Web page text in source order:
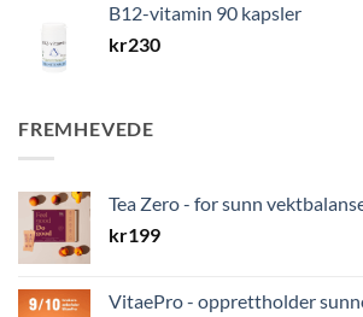
kr149.kr119.
B12-vitamin 90 kapsler
kr230
FREMHEVEDE
Tea Zero - for sunn
kr199
VitaePro - opprettholder